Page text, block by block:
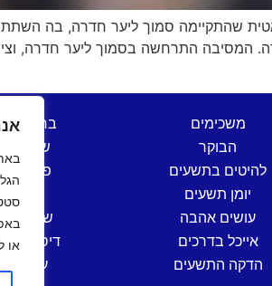
או
שהתקיימה סמוך ליער חדרה, בה
המסיבה התרחשה בסמוך ליער חדרה,
משכימים
הבוקר
להיטים בתשעים
יומן תשעים
עושים אהבה
אייכל בדרכים
הדקה התשעים
ברהנו
שש
פותחים
שישי
שישי ים
דיסק
ערב